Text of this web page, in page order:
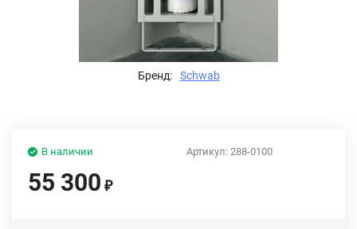
Бренд: Schwab
Артикул: 288-0100
В наличии
55 300 ₽